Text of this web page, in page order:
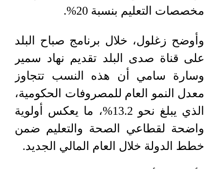
مخصصات التعليم بنسبة 20%.
وأوضح زغلول، خلال برنامج صباح البلد
على قناة صدى البلد تقديم نهاد سمير
وسارة سامي أن هذه النسب تتجاوز
معدل النمو العام للمصروفات الحكومية،
الذي يبلغ نحو 13.2%، ما يعكس أولوية
واضحة لقطاعي الصحة والتعليم ضمن
خطط الدولة خلال العام المالي الجديد.